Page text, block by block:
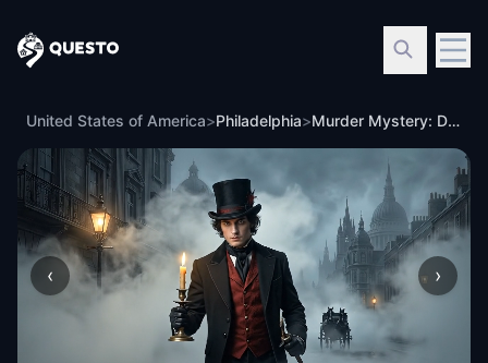
Questo
United States of America>Philadelphia> Murder Mystery: Death in the Shadows in Washington Square West, Philadelphia
‹ ›